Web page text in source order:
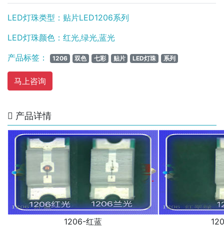
LED灯珠类型：贴片LED1206系列
LED灯珠颜色：红光,绿光,蓝光
产品标签：
1206 双色 七彩 贴片 LED灯珠 系列
马上咨询
产品详情
1206-红蓝